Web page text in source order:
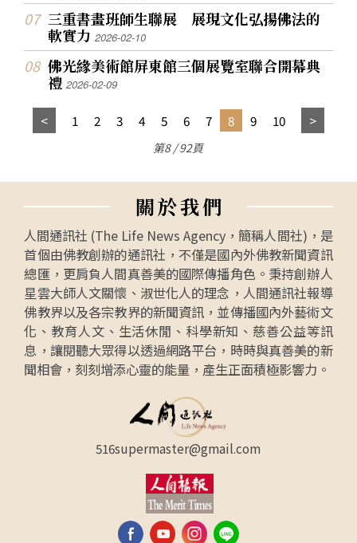
三重書畫班師生聯展 展現文化弘揚佛法的
軟實力2026-02-10
佛光緣美術館屏東館三個展覽室聯合開幕典
禮2026-02-09
1 2 3 4 5 6 7 8 9 10
第8 / 92頁
關於我們
人間通訊社 (The Life News Agency，簡稱人間社)，是
首個由佛教創辦的通訊社，不僅是國內外佛教新聞資訊
總匯，更肩負人間真善美的國際傳播角色。秉持創辦人
星雲大師人文關懷、淑世化人的理念，人間通訊社報導
佛教界以及各宗教界的新聞資訊，並傳播國內外藝術文
化、教育人文、生活休閒、科學新知、慈善公益等訊
息，讓閱聽大眾得以透過網路平台，時時與真善美的新
聞相會，刻刻增添心靈的能量，產生正面積極影響力。
516supermaster@gmail.com